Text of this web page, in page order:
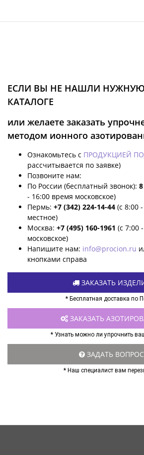
ЕСЛИ ВЫ НЕ НАШЛИ НУЖНУЮ
КАТАЛОГЕ
или желаете заказать
методом ионного
Ознакомьтесь с ПРОДУКЦИЕЙ
рассчитывается по заявке)
Позвоните нам:
По России (бесплатный звонок):
- 16:00 время московское)
Пермь: +7 (342) 224-14-44 (с 8:00
местное)
Москва: +7 (495) 160-1961 (с 7:00
московское)
Напишите нам: info@procion.ru
кнопками справа
ЗАКАЗАТЬ
* Бесплатная доставка по
ЗАКАЗАТЬ
* Узнать можно ли упрочнить
ЗАДАТЬ ВОПРОС
* Наш специалист вам